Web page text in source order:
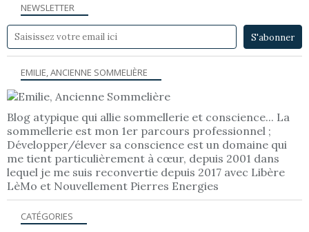
NEWSLETTER
EMILIE, ANCIENNE SOMMELIÈRE
Blog atypique qui allie sommellerie et conscience... La
sommellerie est mon 1er parcours professionnel ;
Développer/élever sa conscience est un domaine qui
me tient particulièrement à cœur, depuis 2001 dans
lequel je me suis reconvertie depuis 2017 avec Libère
LèMo et Nouvellement Pierres Energies
CATÉGORIES